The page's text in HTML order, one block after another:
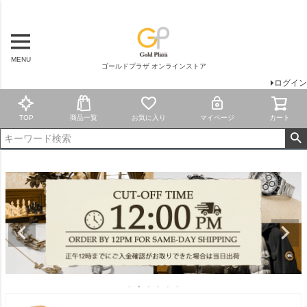
MENU
ゴールドプラザ オンラインストア
ログイン
TOP 商品一覧 お気に入り マイページ カート